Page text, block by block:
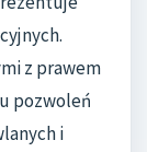
z prawem
pozwoleń
i